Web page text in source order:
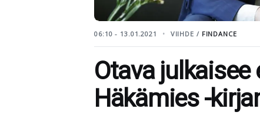
06:10 - 13.01.2021 VIIHDE / FINDANCE
Otava
Häkämies -